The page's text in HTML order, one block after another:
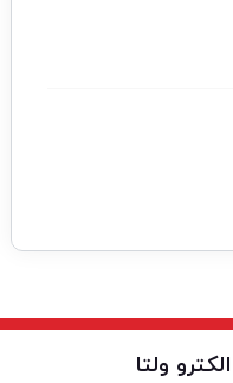
ولتا